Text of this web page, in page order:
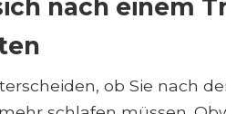
nach einem
ob Sie nach